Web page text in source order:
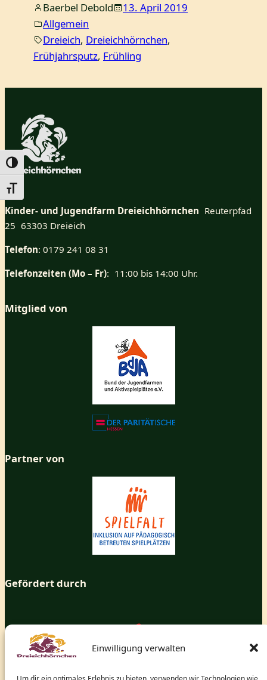
Einwilligung verwalten
Umschalten auf hohe Kontraste
Schrift vergrößern
Baerbel Debold
13. April 2019
Allgemein
Dreieich, Dreieichhörnchen,
Frühjahrsputz, Frühling
Kinder- und Jugendfarm Dreieichhörnchen Reuterpfad
25 63303 Dreieich
Telefon: 0179 241 08 31
Telefonzeiten (Mo – Fr): 11:00 bis 14:00 Uhr.
Mitglied von
Partner von
Gefördert durch